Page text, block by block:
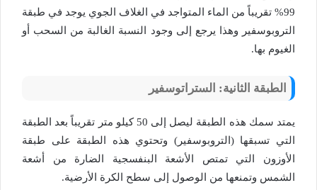
99% تقريباً من الماء المتواجد في الغلاف الجوي يوجد في طبقة
التروبوسفير وهذا يرجع إلى وجود النسبة الغالبة من السحب أو
الغيوم بها.
الطبقة الثانية: الستراتوسفير
يمتد سمك هذه الطبقة ليصل إلى 50 كيلو متر تقريباً بعد الطبقة
التي تسبقها (التروبوسفير) وتحتوي هذه الطبقة على طبقة
الأوزون التي تمتص الأشعة البنفسجية الضارة من أشعة
الشمس وتمنعها من الوصول إلى سطح الكرة الأرضية.